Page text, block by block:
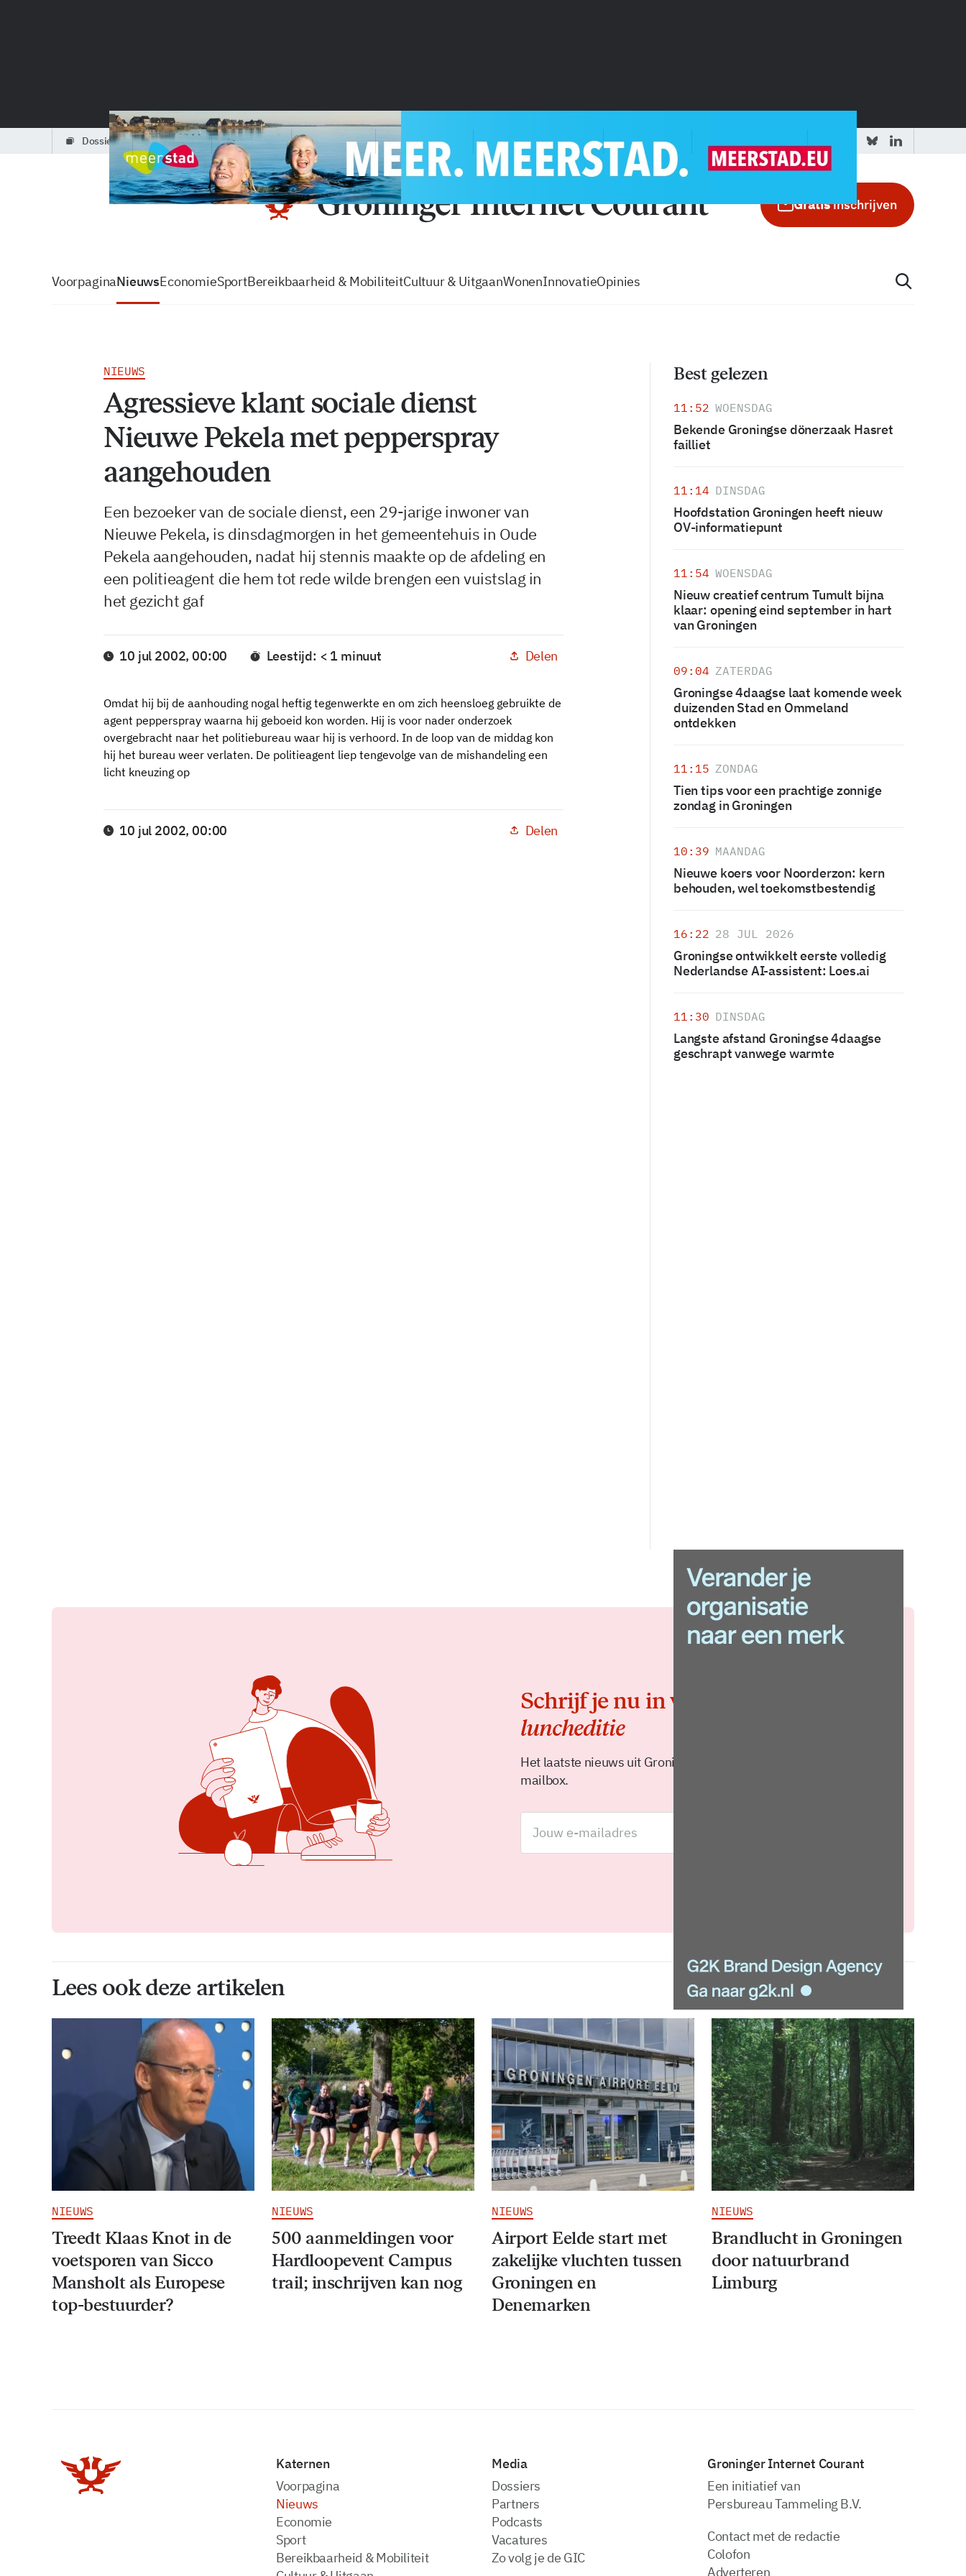
dossiers partners podcasts vacatures zo volg je de GIC Tip de redactie
Gratisinschrijven
VoorpaginaNieuwsEconomieSportBereikbaarheid & MobiliteitCultuur & UitgaanWonenInnovatieOpinies
NIEUWS
Agressieve klant sociale dienst
Nieuwe Pekela met pepperspray
aangehouden
Een bezoeker van de sociale dienst, een 29-jarige inwoner van
Nieuwe Pekela, is dinsdagmorgen in het gemeentehuis in Oude
Pekela aangehouden, nadat hij stennis maakte op de afdeling en
een politieagent die hem tot rede wilde brengen een vuistslag in
het gezicht gaf
10 jul 2002, 00:00 Leestijd: < 1 minuut Delen
Omdat hij bij de aanhouding nogal heftig tegenwerkte en om zich heensloeg gebruikte de
agent pepperspray waarna hij geboeid kon worden. Hij is voor nader onderzoek
overgebracht naar het politiebureau waar hij is verhoord. In de loop van de middag kon
hij het bureau weer verlaten. De politieagent liep tengevolge van de mishandeling een
licht kneuzing op
10 jul 2002, 00:00 Delen
Best gelezen
11:52 WOENSDAG
Bekende Groningse dönerzaak Hasret
failliet
11:14 DINSDAG
Hoofdstation Groningen heeft nieuw
OV-informatiepunt
11:54 WOENSDAG
Nieuw creatief centrum Tumult bijna
klaar: opening eind september in hart
van Groningen
09:04 ZATERDAG
Groningse 4daagse laat komende week
duizenden Stad en Ommeland
ontdekken
11:15 ZONDAG
Tien tips voor een prachtige zonnige
zondag in Groningen
10:39 MAANDAG
Nieuwe koers voor Noorderzon: kern
behouden, wel toekomstbestendig
16:22 28 JUL 2026
Groningse ontwikkelt eerste volledig
Nederlandse AI-assistent: Loes.ai
11:30 DINSDAG
Langste afstand Groningse 4daagse
geschrapt vanwege warmte
Schrijf je nu in voor de
luncheditie
Het laatste nieuws uit Groningen elke middag in je
mailbox.
Lees ook deze artikelen
NIEUWS
Treedt Klaas Knot in de
voetsporen van Sicco
Mansholt als Europese
top-bestuurder?
NIEUWS
500 aanmeldingen voor
Hardloopevent Campus
trail; inschrijven kan nog
NIEUWS
Airport Eelde start met
zakelijke vluchten tussen
Groningen en
Denemarken
NIEUWS
Brandlucht in Groningen
door natuurbrand
Limburg
Katernen
Voorpagina
Nieuws
Economie
Sport
Bereikbaarheid & Mobiliteit
Media
dossiers
partners
podcasts
vacatures
zo volg je de GIC
Groninger Internet Courant
Een initiatief van
Persbureau Tammeling B.V.
Contact met de redactie
Colofon
Adverteren